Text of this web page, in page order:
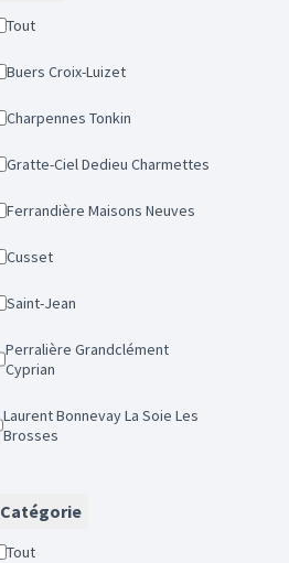
Tout
Buers Croix-Luizet
Charpennes Tonkin
Gratte-Ciel Dedieu Charmettes
Ferrandière Maisons Neuves
Cusset
Saint-Jean
Perralière Grandclément
Cyprian
Laurent Bonnevay La Soie Les
Brosses
Catégorie
Tout